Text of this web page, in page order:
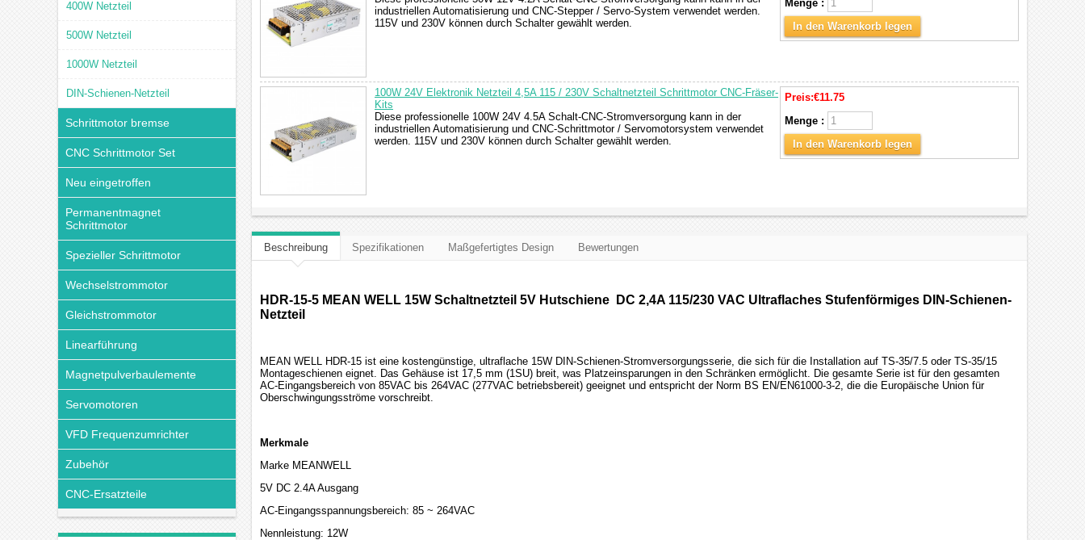
400W Netzteil
500W Netzteil
1000W Netzteil
DIN-Schienen-Netzteil
Schrittmotor bremse
CNC Schrittmotor Set
Neu eingetroffen
Permanentmagnet
Schrittmotor
Spezieller Schrittmotor
Wechselstrommotor
Gleichstrommotor
Linearführung
Magnetpulverbaulemente
Servomotoren
VFD Frequenzumrichter
Zubehör
CNC-Ersatzteile
industriellen Automatisierung und CNC-Stepper / Servo-System verwendet werden.
115V und 230V können durch Schalter gewählt werden.
Menge :
In den Warenkorb legen
100W 24V Elektronik Netzteil 4,5A 115 / 230V Schaltnetzteil Schrittmotor CNC-Fräser-
Kits
Diese professionelle 100W 24V 4.5A Schalt-CNC-Stromversorgung kann in der
industriellen Automatisierung und CNC-Schrittmotor / Servomotorsystem verwendet
werden. 115V und 230V können durch Schalter gewählt werden.
Preis:€11.75
Menge :
In den Warenkorb legen
Beschreibung Spezifikationen Maßgefertigtes Design Bewertungen
HDR-15-5 MEAN WELL 15W Schaltnetzteil 5V Hutschiene DC 2,4A 115/230 VAC Ultraflaches Stufenförmiges DIN-Schienen-
Netzteil
MEAN WELL HDR-15 ist eine kostengünstige, ultraflache 15W DIN-Schienen-Stromversorgungsserie, die sich für die Installation auf TS-35/7.5 oder TS-35/15
Montageschienen eignet. Das Gehäuse ist 17,5 mm (1SU) breit, was Platzeinsparungen in den Schränken ermöglicht. Die gesamte Serie ist für den gesamten
AC-Eingangsbereich von 85VAC bis 264VAC (277VAC betriebsbereit) geeignet und entspricht der Norm BS EN/EN61000-3-2, die die Europäische Union für
Oberschwingungsströme vorschreibt.
Merkmale
Marke MEANWELL
5V DC 2.4A Ausgang
AC-Eingangsspannungsbereich: 85 ~ 264VAC
Nennleistung: 12W